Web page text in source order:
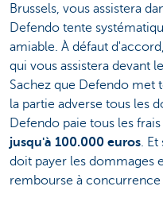
Brussels, vous assistera
Defendo tente
amiable. À défaut
qui vous assistera devant
Sachez que Defendo
la partie adverse tous les
Defendo paie tous les
jusqu'à 100.000 euros. Et
doit payer les dommages
rembourse à concurrence